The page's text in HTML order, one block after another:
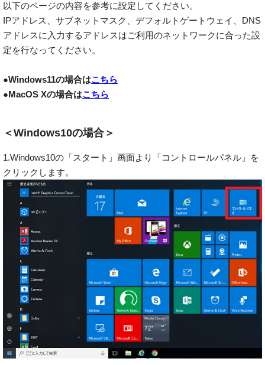
以下のページの内容を参考に設定してください。
IPアドレス、サブネットマスク、デフォルトゲートウェイ、DNS
アドレスに入力するアドレスはご利用のネットワークに合った設
定を行なってください。
●Windows11の場合はこちら
●MacOS Xの場合はこちら
＜Windows10の場合＞
1.Windows10の「スタート」画面より「コントロールパネル」を
クリックします。